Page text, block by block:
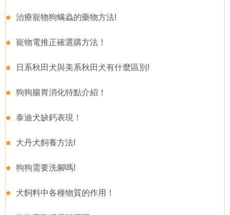
治療寵物狗螨蟲的藥物方法!
寵物電推正確選購方法！
日系秋田犬與美系秋田犬有什麼區別!
狗狗腸胃消化特點介紹！
泰迪犬缺鈣表現！
大丹犬飼養方法!
狗狗需要洗腳嗎!
犬飼料中各種物質的作用！